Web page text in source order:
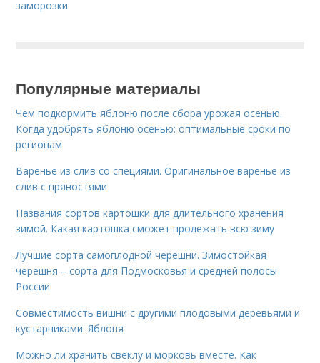
заморозки
Популярные материалы
Чем подкормить яблоню после сбора урожая осенью.
Когда удобрять яблоню осенью: оптимальные сроки по
регионам
Варенье из слив со специями. Оригинальное варенье из
слив с пряностями
Названия сортов картошки для длительного хранения
зимой. Какая картошка сможет пролежать всю зиму
Лучшие сорта самоплодной черешни. Зимостойкая
черешня – сорта для Подмосковья и средней полосы
России
Совместимость вишни с другими плодовыми деревьями и
кустарниками. Яблоня
Можно ли хранить свеклу и морковь вместе. Как